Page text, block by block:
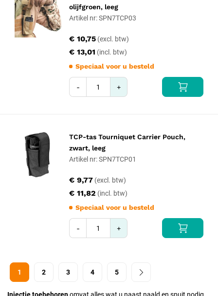
olijfgroen, leeg
Artikel nr: SPN7TCP03
€ 13,01
€ 10,75
Speciaal voor u besteld
- +
TCP-tas Tourniquet Carrier Pouch,
zwart, leeg
Artikel nr: SPN7TCP01
€ 11,82
€ 9,77
Speciaal voor u besteld
- +
1 2 3 4 5